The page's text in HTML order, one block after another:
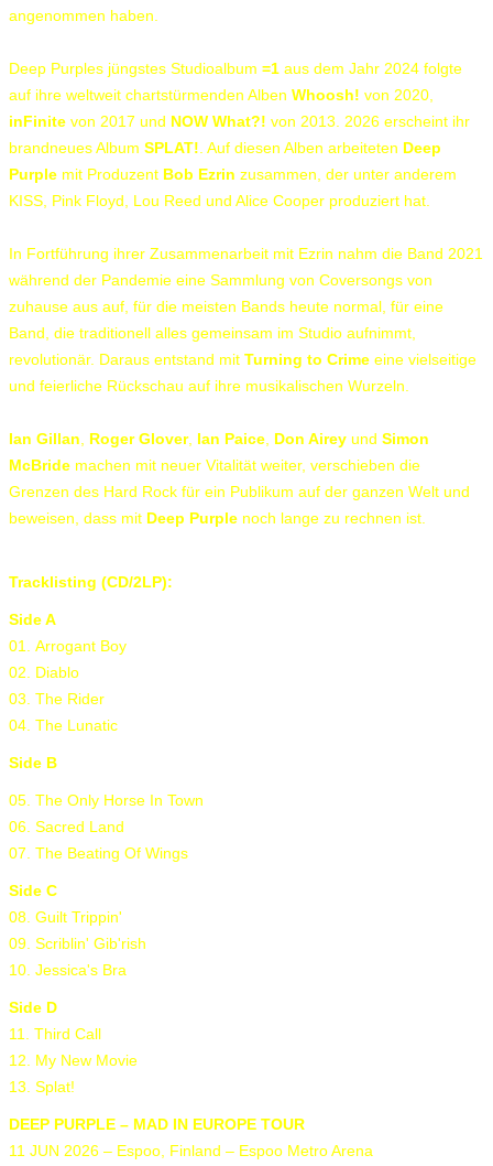
angenommen haben.
Deep Purples jüngstes Studioalbum =1 aus dem Jahr 2024 folgte
auf ihre weltweit chartstürmenden Alben Whoosh! von 2020,
inFinite von 2017 und NOW What?! von 2013. 2026 erscheint ihr
brandneues Album SPLAT! . Auf diesen Alben arbeiteten Deep
Purple mit Produzent Bob Ezrin zusammen, der unter anderem
KISS, Pink Floyd, Lou Reed und Alice Cooper produziert hat.
In Fortführung ihrer Zusammenarbeit mit Ezrin nahm die Band 2021
während der Pandemie eine Sammlung von Coversongs von
zuhause aus auf, für die meisten Bands heute normal, für eine
Band, die traditionell alles gemeinsam im Studio aufnimmt,
revolutionär. Daraus entstand mit Turning to Crime eine vielseitige
und feierliche Rückschau auf ihre musikalischen Wurzeln.
Ian Gillan Roger Glover, Ian Paice Don Airey und Simon
McBride machen mit neuer Vitalität weiter, verschieben die
Grenzen des Hard Rock für ein Publikum auf der ganzen Welt und
beweisen, dass mit Deep Purple noch lange zu rechnen ist.
Tracklisting (CD/2LP):
Side A
01. Arrogant Boy
02. Diablo
03. The Rider
04. The Lunatic
Side B
05. The Only Horse In Town
06. Sacred Land
07. The Beating Of Wings
Side C
08. Guilt Trippin'
09. Scriblin' Gib'rish
10. Jessica's Bra
Side D
11. Third Call
12. My New Movie
13. Splat!
DEEP PURPLE – MAD IN EUROPE TOUR
11 JUN 2026 – Espoo, Finland – Espoo Metro Arena